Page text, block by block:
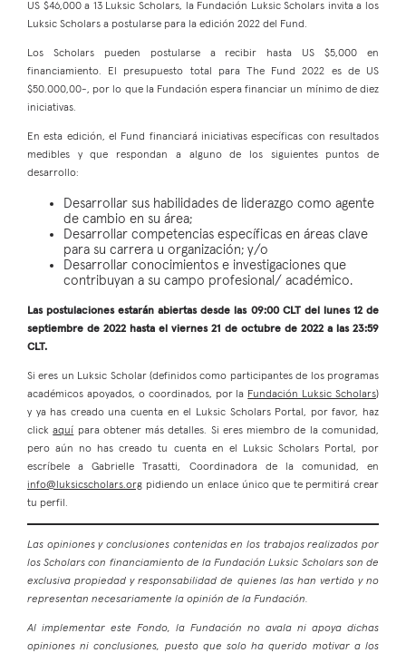
US $46,000 a 13 Luksic Scholars, la Fundación Luksic Scholars invita a los
Luksic Scholars a postularse para la edición 2022 del Fund.
Los Scholars pueden postularse a recibir hasta US $5,000 en
financiamiento. El presupuesto total para The Fund 2022 es de US
$50.000,00-, por lo que la Fundación espera financiar un mínimo de diez
iniciativas.
En esta edición, el Fund financiará iniciativas específicas con resultados
medibles y que respondan a alguno de los siguientes puntos de
desarrollo:
Desarrollar sus habilidades de liderazgo como agente
de cambio en su área;
Desarrollar competencias específicas en áreas clave
para su carrera u organización; y/o
Desarrollar conocimientos e investigaciones que
contribuyan a su campo profesional/ académico.
Las postulaciones estarán abiertas desde las 09:00 CLT del lunes 12 de
septiembre de 2022 hasta el viernes 21 de octubre de 2022 a las 23:59
CLT.
Si eres un Luksic Scholar (definidos como participantes de los programas
académicos apoyados, o coordinados, por la Fundación Luksic Scholars)
y ya has creado una cuenta en el Luksic Scholars Portal, por favor, haz
clickaquí para obtener más detalles. Si eres miembro de la comunidad,
pero aún no has creado tu cuenta en el Luksic Scholars Portal, por
escríbele a Gabrielle Trasatti, Coordinadora de la comunidad, en
info@luksicscholars.org pidiendo un enlace único que te permitirá crear
tu perfil.
Las opiniones y conclusiones contenidas en los trabajos realizados por
los Scholars con financiamiento de la Fundación Luksic Scholars son de
exclusiva propiedad y responsabilidad de quienes las han vertido y no
representan necesariamente la opinión de la Fundación.
Al implementar este Fondo, la Fundación no avala ni apoya dichas
opiniones ni conclusiones, puesto que solo ha querido motivar a los